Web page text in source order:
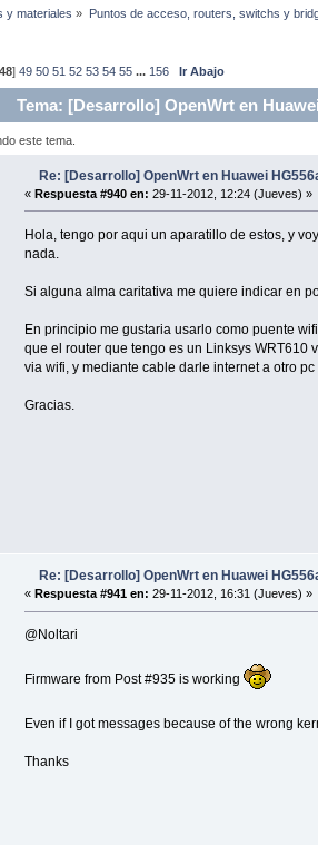
y materiales » Puntos de acceso, routers, switchs y
] 49 50 51 52 53 54 55 ... 156 Ir Abajo
Tema: [Desarrollo] OpenWrt en
este tema.
Re: [Desarrollo] OpenWrt en Huawei
«Respuesta #940 en: 29-11-2012, 12:24 (Jueves) »
Hola, tengo por aqui un aparatillo de estos, y
nada.
Si alguna alma caritativa me quiere indicar en
En principio me gustaria usarlo como puente
que el router que tengo es un Linksys WRT610
via wifi, y mediante cable darle internet a otro
Gracias.
Re: [Desarrollo] OpenWrt en Huawei
«Respuesta #941 en: 29-11-2012, 16:31 (Jueves) »
@Noltari
Firmware from Post #935 is working
Even if I got messages because of the wrong
Thanks